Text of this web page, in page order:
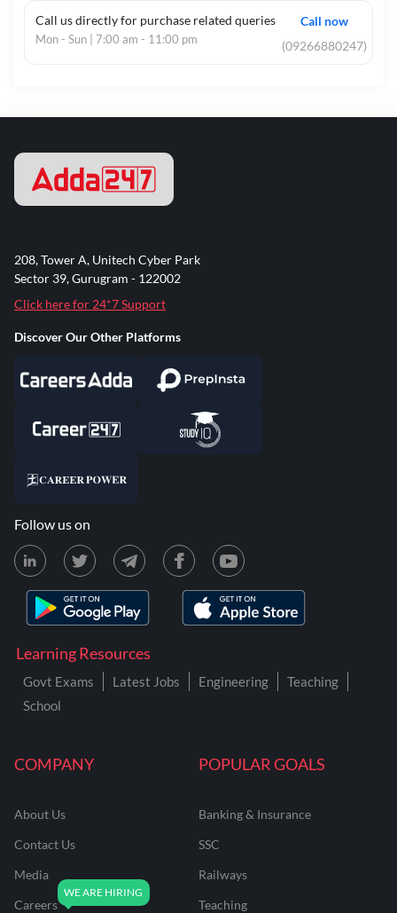
Call us directly for purchase related queries
Mon - Sun | 7:00 am - 11:00 pm
Call now
(09266880247)
COMPANY
About Us
Contact Us
Media
Careers
POPULAR GOALS
Banking & Insurance
SSC
Railways
Teaching
Learning Resources
Govt Exams Latest Jobs Engineering
Teaching
School
208, Tower A, Unitech Cyber Park
Sector 39, Gurugram - 122002
Click here for 24*7 Support
Discover Our Other Platforms
Follow us on